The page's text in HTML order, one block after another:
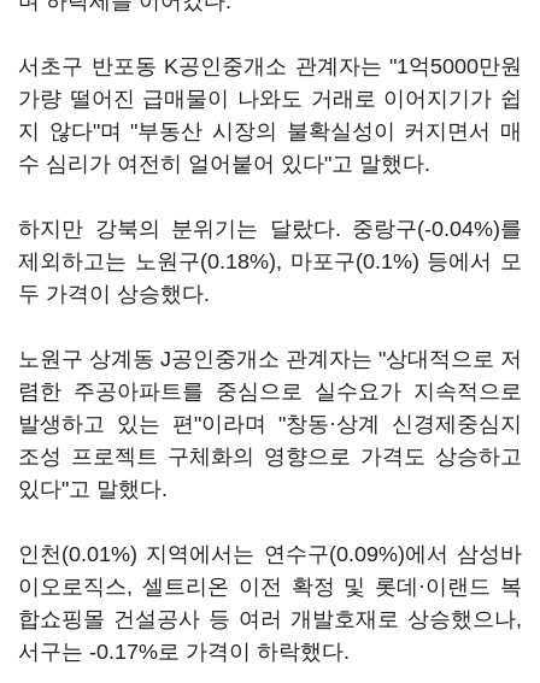
서초구 반포동 K공인중개소 관계자는 "1억5000만원
가량 떨어진 급매물이 나와도 거래로 이어지기가 쉽
지 않다"며 "부동산 시장의 불확실성이 커지면서 매
수 심리가 여전히 얼어붙어 있다"고 말했다.
하지만 강북의 분위기는 달랐다. 중랑구(-0.04%)를
제외하고는 노원구(0.18%), 마포구(0.1%) 등에서 모
두 가격이 상승했다.
노원구 상계동 J공인중개소 관계자는 "상대적으로 저
렴한 주공아파트를 중심으로 실수요가 지속적으로
발생하고 있는 편"이라며 "창동·상계 신경제중심지
조성 프로젝트 구체화의 영향으로 가격도 상승하고
있다"고 말했다.
인천(0.01%) 지역에서는 연수구(0.09%)에서 삼성바
이오로직스, 셀트리온 이전 확정 및 롯데·이랜드 복
합쇼핑몰 건설공사 등 여러 개발호재로 상승했으나,
서구는 -0.17%로 가격이 하락했다.